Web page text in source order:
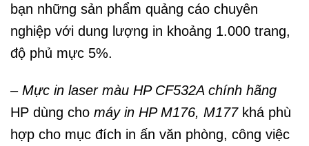
bạn những sản phẩm quảng cáo chuyên
nghiệp với dung lượng in khoảng 1.000 trang,
độ phủ mực 5%.
– Mực in laser màu HP CF532A chính hãng
HP dùng cho máy in HP M176, M177khá phù
hợp cho mục đích in ấn văn phòng, công việc